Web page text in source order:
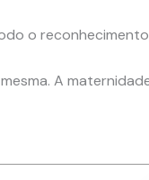
o
A